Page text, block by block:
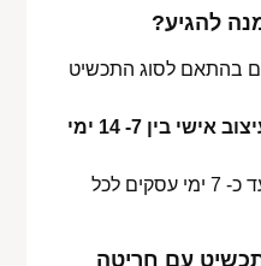
להגיע?
בהתאם לסוג התכשיט
מוצרים עם חריטה / עיצוב אישי בין 7- 14 ימי
מוצרים ללא חריטה 3 עד כ- 7 ימי עסקים לכל
עם חריטה